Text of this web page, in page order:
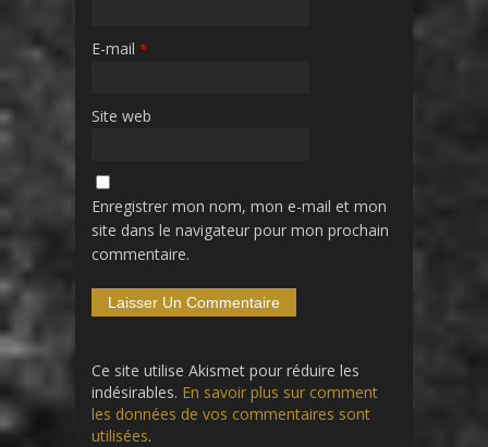
E-mail *
Site web
Enregistrer mon nom, mon e-mail et mon
site dans le navigateur pour mon prochain
commentaire.
Ce site utilise Akismet pour réduire les
indésirables. En savoir plus sur comment
les données de vos commentaires sont
utilisées.